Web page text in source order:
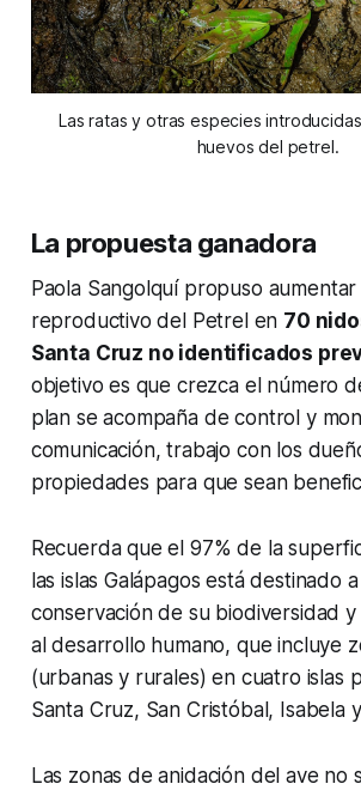
Las ratas y otras especies
huevos del petrel.
La propuesta ganadora
Paola Sangolquí propuso
reproductivo del Petrel en 70
Santa Cruz no identificados
objetivo es que crezca el número
plan se acompaña de control y
comunicación, trabajo con los
propiedades para que sean
Recuerda que el 97% de la
las islas Galápagos está destinado
conservación de su biodiversidad
al desarrollo humano, que incluye
(urbanas y rurales) en cuatro islas
Santa Cruz, San Cristóbal, Isabela
Las zonas de anidación del ave no